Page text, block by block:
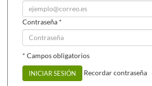
inmunitario de niños.
Contraseña *
* Campos obligatorios
INICIAR SESIÓN Recordar contraseña